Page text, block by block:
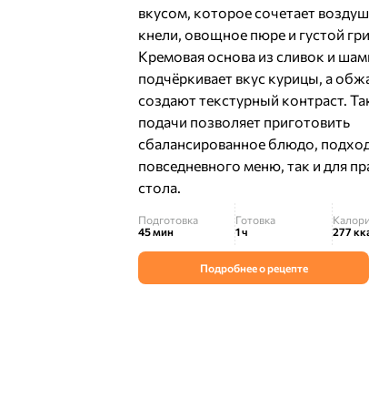
вкусом, которое сочетает
кнели, овощное пюре и густой
Кремовая основа из сливок и
подчёркивает вкус курицы, а
создают текстурный контраст.
подачи позволяет приготовить
сбалансированное блюдо,
повседневного меню, так и для
стола.
Подготовка
45 мин
Готовка
1 ч
277
Подробнее о рецепте